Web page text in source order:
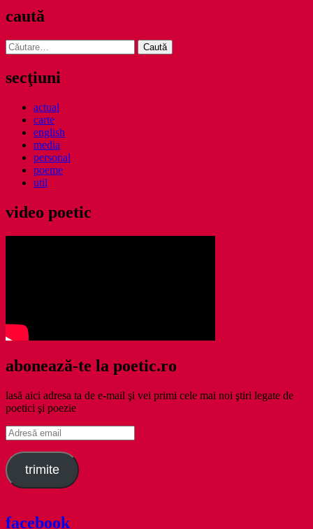
caută
Caută
după:
secţiuni
actual
carte
english
media
personal
poeme
util
video poetic
abonează-te la poetic.ro
lasă aici adresa ta de e-mail şi vei primi cele mai noi ştiri legate de
poetici şi poezie
Adresă
email
trimite
facebook